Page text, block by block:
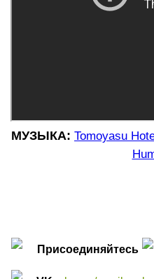
МУЗЫКА: Tomoyasu
Присоединяйтесь